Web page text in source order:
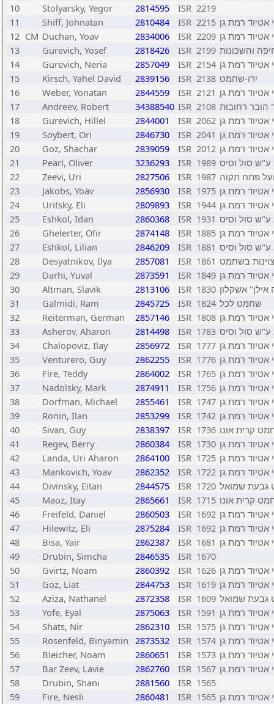
10
Stolyarsky, Yegor 2814595 ISR 2219
11
Shiff, Johnatan 2810484 ISR 2215 אטיוד רמת גן
12 CM Duchan, Yoav 2834006 ISR 2209 אטיוד רמת גן
13
Gurevich, Yosef 2818426 ISR 2199 והשכונות
14
Gurevich, Neria 2857049 ISR 2154 אטיוד רמת גן
15
Kirsch, Yahel David 2839156 ISR 2138 ירו-שחמט
16
Weber, Yonatan 2844559 ISR 2121 אטיוד רמת גן
17
Andreev, Robert 34388540 ISR 2108 הובר רחובות
18
Gurevich, Hillel 2844001 ISR 2062 אטיוד רמת גן
19
Soybert, Ori 2846730 ISR 2041 אטיוד רמת גן
20
Goz, Shachar 2839059 ISR 2012 אטיוד רמת גן
21
Pearl, Oliver 3236293 ISR 1989 ע"ש סול וסיס
22
Zeevi, Uri 2827506 ISR 1987 פתח תקוה
23
Jakobs, Yoav 2856930 ISR 1975 אטיוד רמת גן
24
Uritsky, Eli 2809893 ISR 1944 אטיוד רמת גן
25
Eshkol, Idan 2860368 ISR 1931 ע"ש סול וסיס
26
Ghelerter, Ofir 2874148 ISR 1885 אטיוד רמת גן
27
Eshkol, Lilian 2846209 ISR 1881 ע"ש סול וסיס
28
Desyatnikov, Ilya 2857081 ISR 1861 בשחמט
29
Darhi, Yuval 2873591 ISR 1849 אטיוד רמת גן
30
Altman, Slavik 2813106 ISR 1830 אילן" אשקלון
31
Galmidi, Ram 2845725 ISR 1824 שחמט לכל
32
Reiterman, German 2857146 ISR 1808 אטיוד רמת גן
33
Asherov, Aharon 2814498 ISR 1783 ע"ש סול וסיס
34
Chalopoviz, Ilay 2856972 ISR 1777 אטיוד רמת גן
35
Venturero, Guy 2862255 ISR 1776 אטיוד רמת גן
36
Fire, Teddy 2864002 ISR 1765 אטיוד רמת גן
37
Nadolsky, Mark 2874911 ISR 1756 אטיוד רמת גן
38
Dorfman, Michael 2855461 ISR 1747 אטיוד רמת גן
39
Ronin, Ilan 2853299 ISR 1742 אטיוד רמת גן
40
Sivan, Guy 2838397 ISR 1736 קרית אונו
41
Regev, Berry 2860384 ISR 1730 אטיוד רמת גן
42
Landa, Uri Aharon 2864100 ISR 1725 אטיוד רמת גן
43
Mankovich, Yoav 2862352 ISR 1722 אטיוד רמת גן
44
Divinsky, Eitan 2844575 ISR 1720 גבעת שמואל
45
Maoz, Itay 2865661 ISR 1715 קרית אונו
46
Freifeld, Daniel 2860503 ISR 1692 אטיוד רמת גן
47
Hilewitz, Eli 2875284 ISR 1692 אטיוד רמת גן
48
Bisa, Yair 2862387 ISR 1681 אטיוד רמת גן
49
Drubin, Simcha 2846535 ISR 1670
50
Gvirtz, Noam 2860392 ISR 1626 אטיוד רמת גן
51
Goz, Liat 2844753 ISR 1619 אטיוד רמת גן
52
Aziza, Nathanel 2872358 ISR 1609 גבעת שמואל
53
Yofe, Eyal 2875063 ISR 1591 אטיוד רמת גן
54
Shats, Nir 2862310 ISR 1575 אטיוד רמת גן
55
Rosenfeld, Binyamin 2873532 ISR 1574 אטיוד רמת גן
56
Bleicher, Noam 2860651 ISR 1573 אטיוד רמת גן
57
Bar Zeev, Lavie 2862760 ISR 1567 אטיוד רמת גן
58
Drubin, Shani 2881560 ISR 1565
59
Fire, Nesli 2860481 ISR 1565 אטיוד רמת גן